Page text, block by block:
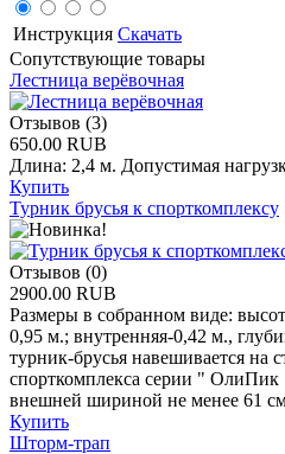
Инструкция Скачать
Сопутствующие товары
Лестница верёвочная
Отзывов (3)
650.00 RUB
Длина: 2,4 м. Допустимая
Купить
Турник брусья к спорткомплексу
Отзывов (0)
2900.00 RUB
Размеры в собранном виде:
0,95 м.; внутренняя-0,42 м.,
турник-брусья навешивается на
спорткомплекса серии "
внешней шириной не менее 61
Купить
Шторм-трап